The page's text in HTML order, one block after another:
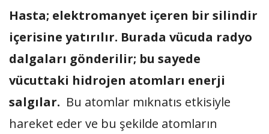
Hasta; elektromanyet içeren bir silindir
içerisine yatırılır. Burada vücuda radyo
dalgaları gönderilir; bu sayede
vücuttaki hidrojen atomları enerji
salgılar. Bu atomlar mıknatıs etkisiyle
hareket eder ve bu şekilde atomların